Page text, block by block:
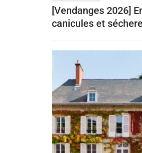
[Vendanges 2026]
canicules et
l’agriculture